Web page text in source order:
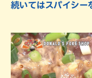
続いてはスパイシー